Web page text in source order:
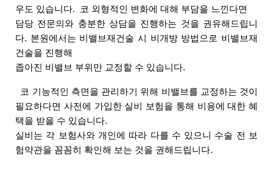
우도 있습니다.
코 외형적인 변화에 대해 부담을 느낀다면
담당 전문의와 충분한 상담을 진행하는 것을 권유해드립니
다. 본원에서는 비밸브재건술 시 비개방 방법으로 비밸브재
건술을 진행해
좁아진 비밸브 부위만 교정할 수 있습니다.
필요하다면 사전에 가입한 실비 보험을 통해 비용에 대한 혜
택을 받을 수 있습니다.
실비는 각 보험사와 개인에 따라 다를 수 있으니 수술 전 보
험약관을 꼼꼼히 확인해 보는 것을 권해드립니다.